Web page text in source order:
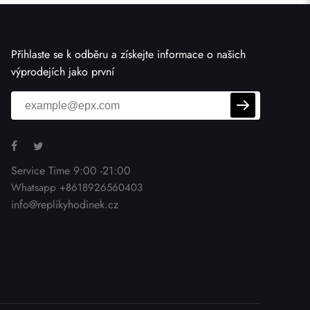
Přihlaste se k odběru a získejte informace o našich
výprodejích jako první
Service Time 9:00 -21:00
Whatsapp +8618926560403
info@replikyhodinek.cz